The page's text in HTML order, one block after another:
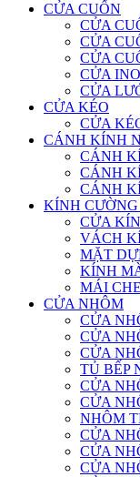
CỬA CUỐN
CỬA
CỬA
CỬA
CỬA
CỬA
CỬA KÉO
CỬA
CÁNH KÍNH
CÁNH
CÁNH
CÁNH
KÍNH
CỬA
VÁCH
MẶT
KÍNH
MÁI
CỬA NHÔM
CỬA
CỬA
CỬA
TỦ BẾP
CỬA
CỬA
NHÔM
CỬA
CỬA
CỬA